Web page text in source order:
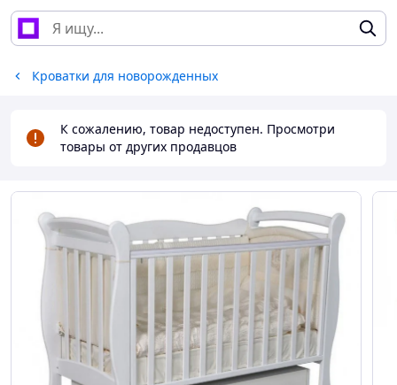
Кроватки для новорожденных
К сожалению, товар недоступен. Просмотри
товары от других продавцов